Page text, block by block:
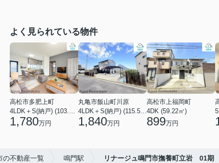
よく見られている物件
高松市多肥上町
4LDK＋S(納戸) (103.51㎡)
1,780万円
丸亀市飯山町川原
4LDK＋S(納戸) (115.52㎡)
1,840万円
高松市上福岡町
4DK (59.22㎡)
899万円
の不動産一覧 鳴門駅 リナージュ鳴門市撫養町立岩 01期